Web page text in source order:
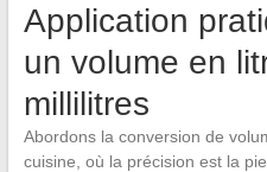
Application
un volume en
millilitres
Abordons la conversion de
cuisine, où la précision est la